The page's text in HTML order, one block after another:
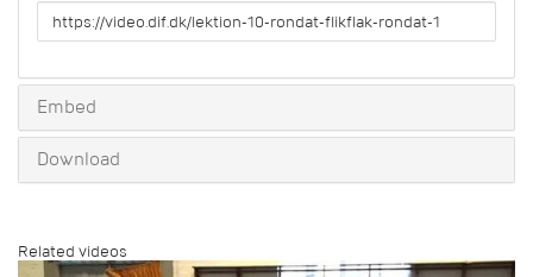
URL
to
Embed
Download
Related videos